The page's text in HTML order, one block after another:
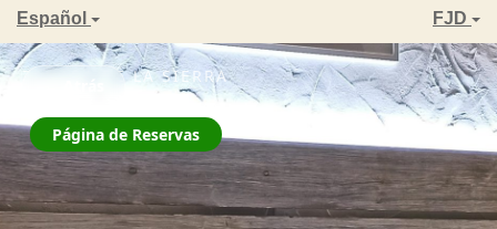
Español FJD
ZAHARA DE LA SIERRA
La Jarana
Página de Reservas